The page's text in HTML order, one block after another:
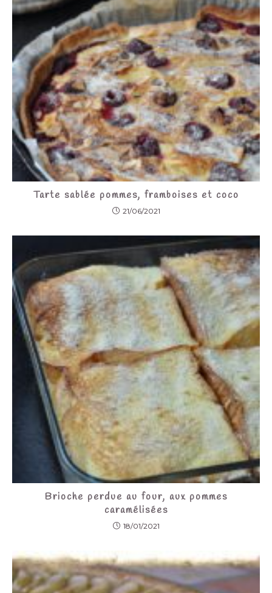
Tarte sablée pommes, framboises et coco
21/06/2021
Brioche perdue au four, aux pommes
caramélisées
18/01/2021